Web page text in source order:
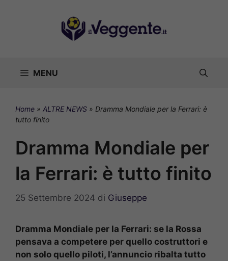
MENU
Home » ALTRE NEWS » Dramma Mondiale per la Ferrari: è
tutto finito
Dramma Mondiale per
la Ferrari: è tutto finito
25 Settembre 2024 di Giuseppe
Dramma Mondiale per la Ferrari: se la Rossa
pensava a competere per quello costruttori e
non solo quello piloti, l’annuncio ribalta tutto